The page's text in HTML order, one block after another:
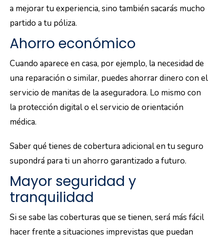
a mejorar tu experiencia, sino también sacarás mucho
partido a tu póliza.
Ahorro económico
Cuando aparece en casa, por ejemplo, la necesidad de
una reparación o similar, puedes ahorrar dinero con el
servicio de manitas de la aseguradora. Lo mismo con
la protección digital o el servicio de orientación
médica.
Saber qué tienes de cobertura adicional en tu seguro
supondrá para ti un ahorro garantizado a futuro.
Mayor seguridad y
tranquilidad
Si se sabe las coberturas que se tienen, será más fácil
hacer frente a situaciones imprevistas que puedan